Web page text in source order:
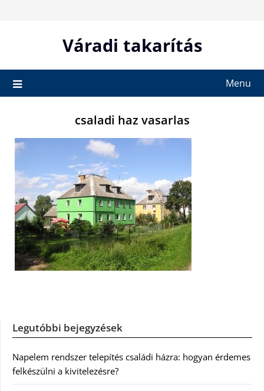
Váradi takarítás
Menu
csaladi haz vasarlas
Legutóbbi bejegyzések
Napelem rendszer telepítés családi házra: hogyan érdemes
felkészülni a kivitelezésre?